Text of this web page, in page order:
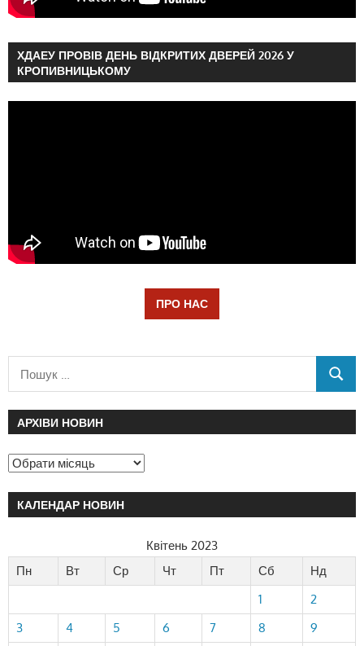
ХДАЕУ ПРОВІВ ДЕНЬ ВІДКРИТИХ ДВЕРЕЙ 2026 У
КРОПИВНИЦЬКОМУ
ПРО НАС
АРХІВИ НОВИН
КАЛЕНДАР НОВИН
Квітень 2023
Пн
Вт Ср Чт Пт Сб
Нд
1
2
3
4 5 6 7 8
9